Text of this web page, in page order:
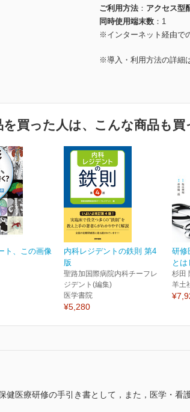
ご利用方法
アクセス型
同時使用端末数
1
※インターネット経由で
※導入・利用方法の詳細
を買った人は、こんな商品も買
ト、この画像
内科レジデントの鉄則 第4
版
聖路加国際病院内科チーフレ
ジデント(編集)
医学書院
¥5,280
研修
と
杉田
羊土
健医療研修の手引き書として，また，医学・